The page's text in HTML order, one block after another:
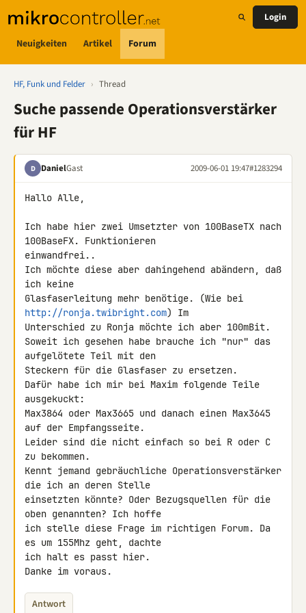
Neuigkeiten Artikel Forum
Login
HF, Funk und Felder › Thread
Suche passende Operationsverstärker
für HF
D DanielGast 2009-06-01 19:47#1283294
Hallo Alle,
Ich habe hier zwei Umsetzter von 100BaseTX nach
100BaseFX. Funktionieren
einwandfrei..
Ich möchte diese aber dahingehend abändern, daß
ich keine
http://ronja.twibright.com) Im
Unterschied zu Ronja möchte ich aber 100mBit.
Soweit ich gesehen habe brauche ich "nur" das
aufgelötete Teil mit den
Steckern für die Glasfaser zu ersetzen.
Dafür habe ich mir bei Maxim folgende Teile
ausgekuckt:
Max3864 oder Max3665 und danach einen Max3645
auf der Empfangsseite.
Leider sind die nicht einfach so bei R oder C
zu bekommen.
Kennt jemand gebräuchliche Operationsverstärker
die ich an deren Stelle
einsetzten könnte? Oder Bezugsquellen für die
oben genannten? Ich hoffe
ich stelle diese Frage im richtigen Forum. Da
es um 155Mhz geht, dachte
ich halt es passt hier.
Danke im voraus.
Antwort